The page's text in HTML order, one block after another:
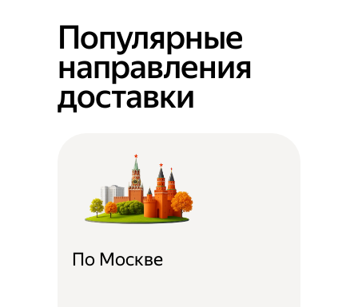
Популярные
направления
доставки
По Москве